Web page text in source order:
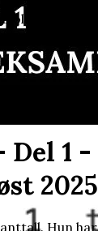
Del 1 -
2025
Hun